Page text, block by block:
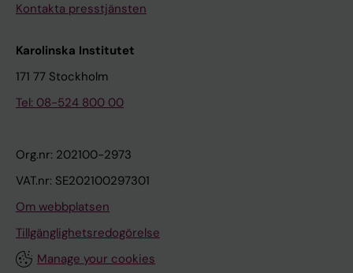
Kontakta presstjänsten
Karolinska Institutet
171 77 Stockholm
Tel: 08-524 800 00
Org.nr: 202100-2973
VAT.nr: SE202100297301
Om webbplatsen
Tillgänglighetsredogörelse
Manage your cookies